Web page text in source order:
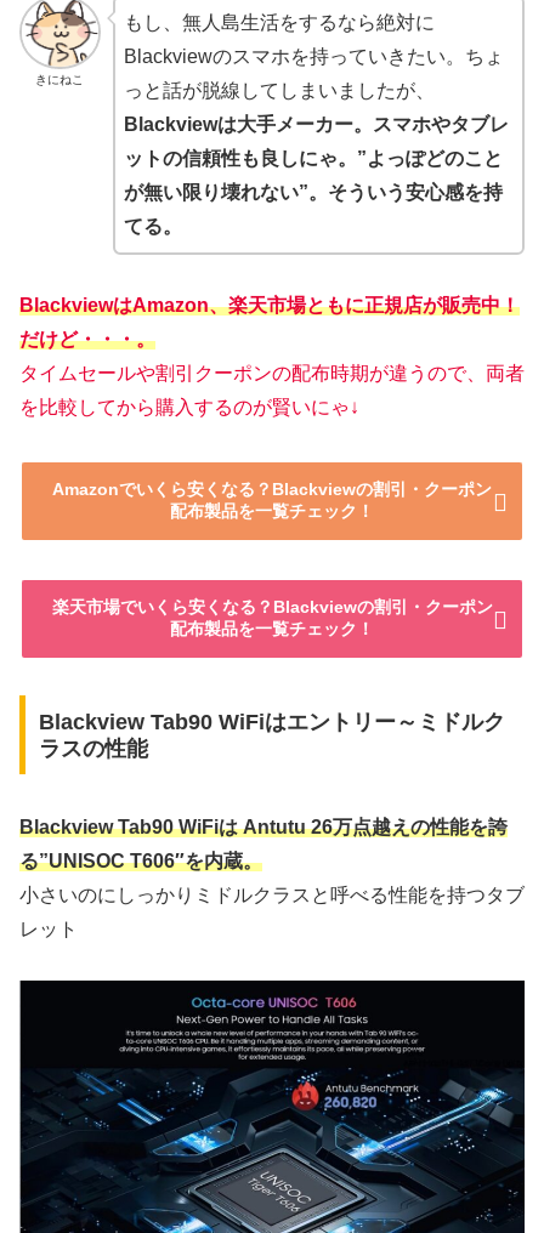
きにねこ
もし、無人島生活をするなら絶対に
Blackviewのスマホを持っていきたい。ちょ
っと話が脱線してしまいましたが、
Blackviewは大手メーカー。スマホやタブレ
ットの信頼性も良しにゃ。”よっぽどのこと
が無い限り壊れない”。そういう安心感を持
てる。
BlackviewはAmazon、楽天市場ともに正規店が販売中！
だけど・・・。
タイムセールや割引クーポンの配布時期が違うので、両者
を比較してから購入するのが賢いにゃ↓
Amazonでいくら安くなる？Blackviewの割引・クーポン
配布製品を一覧チェック！
楽天市場でいくら安くなる？Blackviewの割引・クーポン
配布製品を一覧チェック！
Blackview Tab90 WiFiはエントリー～ミドルク
ラスの性能
Blackview Tab90 WiFiは Antutu 26万点越えの性能を誇
る”UNISOC T606″を内蔵。
小さいのにしっかりミドルクラスと呼べる性能を持つタブ
レット